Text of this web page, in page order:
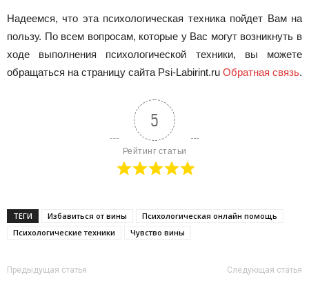
Надеемся, что эта психологическая техника пойдет Вам на
пользу. По всем вопросам, которые у Вас могут возникнуть в
ходе выполнения психологической техники, вы можете
обращаться на страницу сайта Psi-Labirint.ru Обратная связь.
5
Рейтинг статьи
ТЕГИ Избавиться от вины
Психологическая онлайн помощь
Психологические техники
Чувство вины
Предыдущая статья Следующая статья